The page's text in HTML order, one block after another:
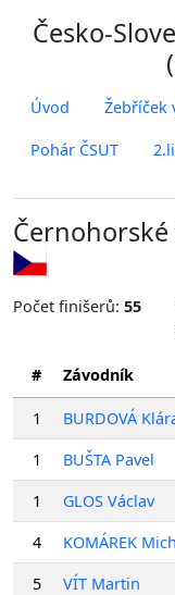
Česko-
Úvod Žebříček
Pohár ČSUT
Počet finišerů: 55
# Závodník
1 BURDOVÁ
1
BUŠTA Pavel
1
GLOS Václav
4
KOMÁREK
5
VÍT Martin